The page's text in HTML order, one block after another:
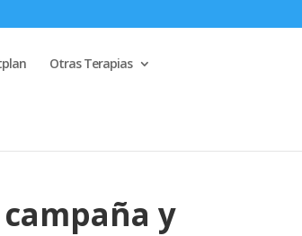
Otras Terapias
y